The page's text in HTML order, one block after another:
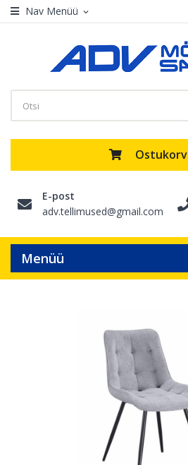
Nav Menüü expand_more
Ostukorv
E-post
adv.tellimused@gmail.com
Menüü